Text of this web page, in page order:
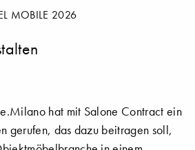
MOBILE 2026
hat mit Salone Contract ein
gerufen, das dazu beitragen soll,